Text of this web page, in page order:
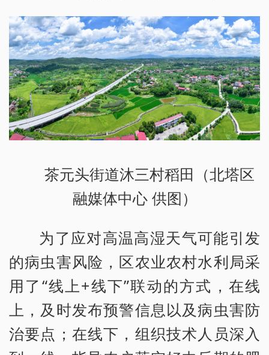
茶元头街道沐三村稻田（北塔区
融媒体中心 供图）
为了应对高温高湿天气可能引发
的病虫害风险，区农业农村水利局采
用了“线上+线下”联动的方式，在线
上，及时发布预警信息以及病虫害防
治要点；在线下，组织技术人员深入